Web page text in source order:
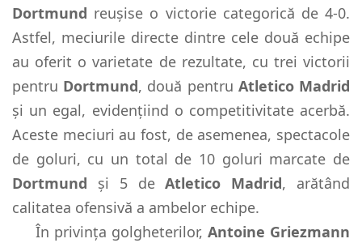
Dortmund reușise o victorie categorică de 4-0.
Astfel, meciurile directe dintre cele două echipe
au oferit o varietate de rezultate, cu trei victorii
pentru Dortmund, două pentru Atletico Madrid
și un egal, evidențiind o competitivitate acerbă.
Aceste meciuri au fost, de asemenea, spectacole
de goluri, cu un total de 10 goluri marcate de
Dortmund și 5 deAtletico Madrid, arătând
calitatea ofensivă a ambelor echipe.
În privința golgheterilor,Antoine Griezmann